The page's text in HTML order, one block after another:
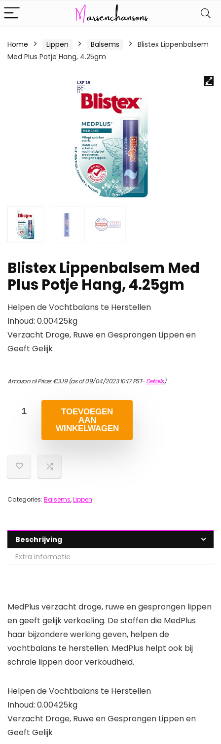
Home Lippen Balsems
Blistex Lippenbalsem
Med Plus Potje Hang, 4.25gm
Blistex Lippenbalsem Med
Plus Potje Hang, 4.25gm
Helpen de Vochtbalans te Herstellen
Inhoud: 0.00425kg
Verzacht Droge, Ruwe en Gesprongen Lippen en
Geeft Gelijk
Amazon.nl Price:€3.19(as of 09/04/2023 10:17 PST-Details)
TOEVOEGEN
AAN
WINKELWAGEN
Categories: Balsems,Lippen
Beschrijving
Extra informatie
MedPlus verzacht droge, ruwe en gesprongen lippen
en geeft gelijk verkoeling. De stoffen die MedPlus
haar bijzondere werking geven, helpen de
vochtbalans te herstellen. MedPlus helpt ook bij
schrale lippen door verkoudheid.
Helpen de Vochtbalans te Herstellen
Inhoud: 0.00425kg
Verzacht Droge, Ruwe en Gesprongen Lippen en
Geeft Gelijk